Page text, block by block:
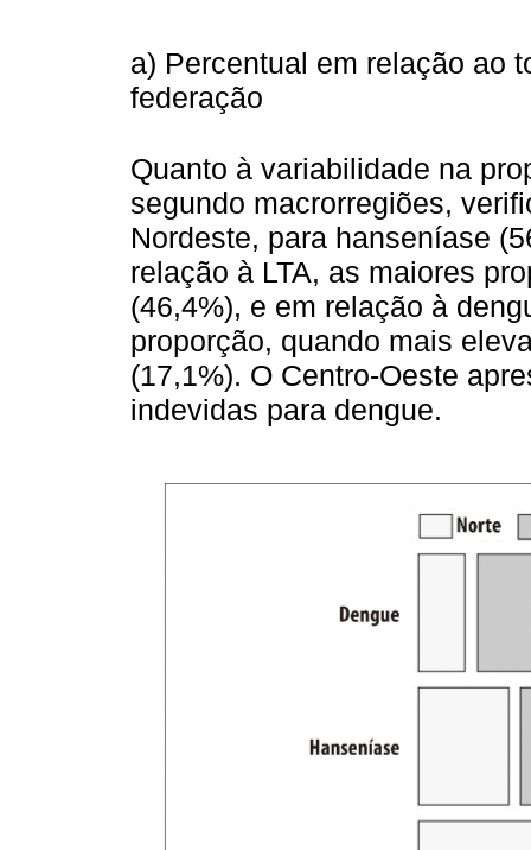
a) Percentual em relação ao
federação
Quanto à variabilidade na
segundo macrorregiões,
Nordeste, para hanseníase
relação à LTA, as maiores
(46,4%), e em relação à
proporção, quando mais
(17,1%). O Centro-Oeste
indevidas para dengue.